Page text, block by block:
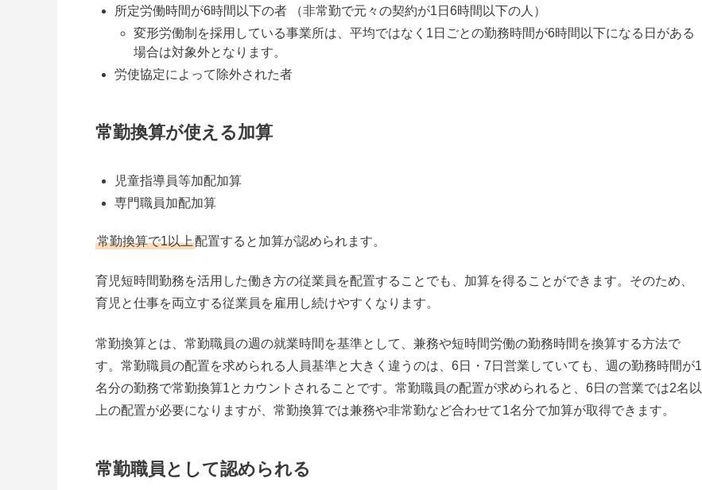
所定労働時間が6時間以下の者 （非常勤で元々の契約が1日6時間以下の人）
変形労働制を採用している事業所は、平均ではなく1日ごとの勤務時間が6時間以下になる日がある
場合は対象外となります。
労使協定によって除外された者
常勤換算が使える加算
児童指導員等加配加算
専門職員加配加算
常勤換算で1以上配置すると加算が認められます。
育児短時間勤務を活用した働き方の従業員を配置することでも、加算を得ることができます。そのため、
育児と仕事を両立する従業員を雇用し続けやすくなります。
常勤換算とは、常勤職員の週の就業時間を基準として、兼務や短時間労働の勤務時間を換算する方法で
す。常勤職員の配置を求められる人員基準と大きく違うのは、6日・7日営業していても、週の勤務時間が1
名分の勤務で常勤換算1とカウントされることです。常勤職員の配置が求められると、6日の営業では2名以
上の配置が必要になりますが、常勤換算では兼務や非常勤など合わせて1名分で加算が取得できます。
常勤職員として認められる